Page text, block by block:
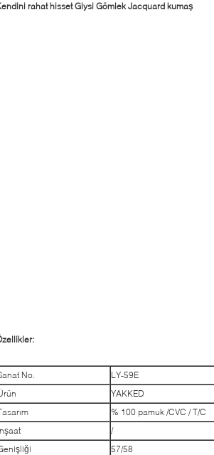
rahat hisset Giysi Gömlek Jacquard kumaş
No.
LY-59E
YAKKED
% 100 pamuk /CVC / T/C
/
57/58